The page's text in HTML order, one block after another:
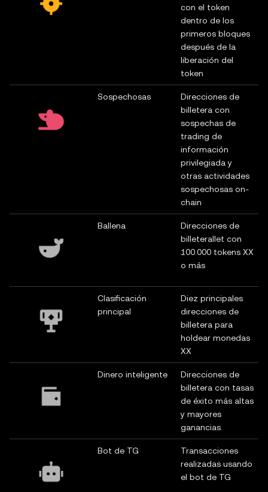
con el token
dentro de los
primeros bloques
después de la
liberación del
token
Sospechosas
Direcciones de
billetera con
sospechas de
trading de
información
privilegiada y
otras actividades
sospechosas on-
chain
Ballena
Direcciones de
billeterallet con
100.000 tokens XX
o más
Clasificación
principal
Diez principales
direcciones de
billetera para
holdear monedas
XX
Dinero inteligente
Direcciones de
billetera con tasas
de éxito más altas
y mayores
ganancias.
Bot de TG
Transacciones
realizadas usando
el bot de TG